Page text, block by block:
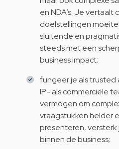
en NDA’s. Je vertaalt
doelstellingen
sluitende en
steeds met een
business impact;
fungeer je als trusted
IP- als commerciële
vermogen om
vraagstukken helder
presenteren,
binnen de business;